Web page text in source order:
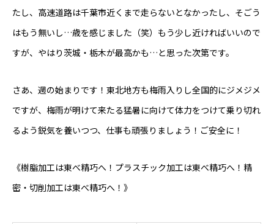
本日のつぶやき
たし、高速道路は千葉市近くまで走らないとなかったし、そごう
はもう無いし…歳を感じました（笑）もう少し近ければいいので
すが、やはり茨城・栃木が最高かも…と思った次第です。
さあ、週の始まりです！東北地方も梅雨入りし全国的にジメジメ
ですが、梅雨が明けて来たる猛暑に向けて体力をつけて乗り切れ
るよう鋭気を養いつつ、仕事も頑張りましょう！ご安全に！
《樹脂加工は東べ精巧へ！プラスチック加工は東べ精巧へ！精
密・切削加工は東べ精巧へ！》